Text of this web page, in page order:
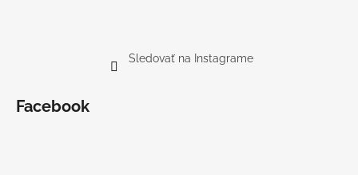
Sledovať na Instagrame
Facebook